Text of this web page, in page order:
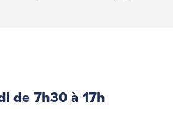
de 7h30 à 17h